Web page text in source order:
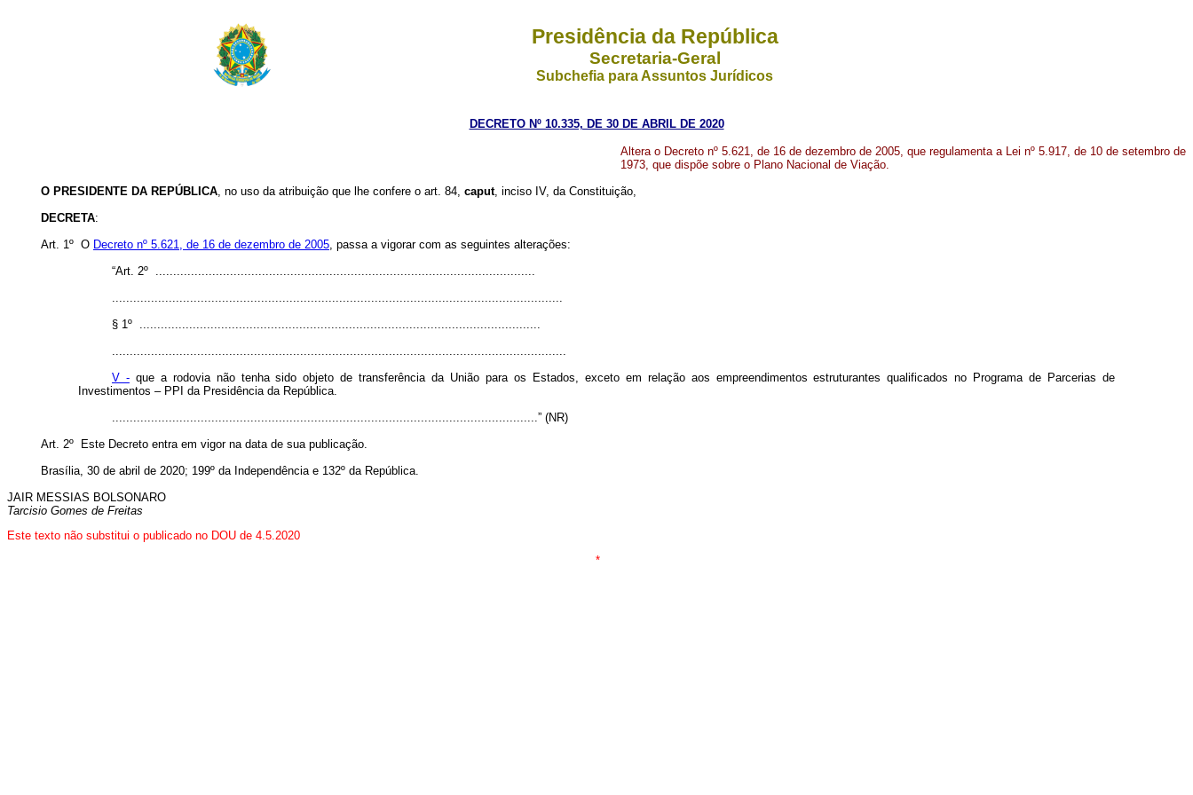
Presidência da República
Secretaria-Geral
Subchefia para Assuntos Jurídicos
DECRETO Nº 10.335, DE 30 DE ABRIL DE 2020
Altera o Decreto nº 5.621, de 16 de dezembro de 2005, que regulamenta a Lei nº 5.917, de 10 de setembro de
1973, que dispõe sobre o Plano Nacional de Viação.
O PRESIDENTE DA REPÚBLICA, no uso da atribuição que lhe confere o art. 84, caput, inciso IV, da Constituição,
DECRETA:
Art. 1º O Decreto nº 5.621, de 16 de dezembro de 2005, passa a vigorar com as seguintes alterações:
“Art. 2º ...........................................................................................................
...............................................................................................................................
§ 1º .................................................................................................................
................................................................................................................................
V -que a rodovia não tenha sido objeto de transferência da União para os Estados, exceto em relação aos empreendimentos estruturantes qualificados no Programa de Parcerias de
Investimentos – PPI da Presidência da República.
........................................................................................................................” (NR)
Art. 2º Este Decreto entra em vigor na data de sua publicação.
Brasília, 30 de abril de 2020; 199º da Independência e 132º da República.
JAIR MESSIAS BOLSONARO
Tarcisio Gomes de Freitas
Este texto não substitui o publicado no DOU de 4.5.2020
*